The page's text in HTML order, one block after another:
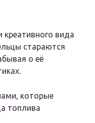
вида
стараются
о её
которые
топлива